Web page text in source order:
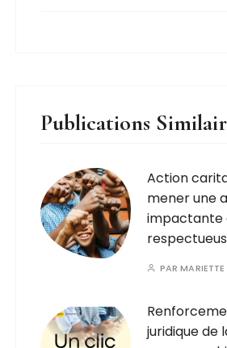
Publications
Action
mener une
impactante
PAR
juridique de